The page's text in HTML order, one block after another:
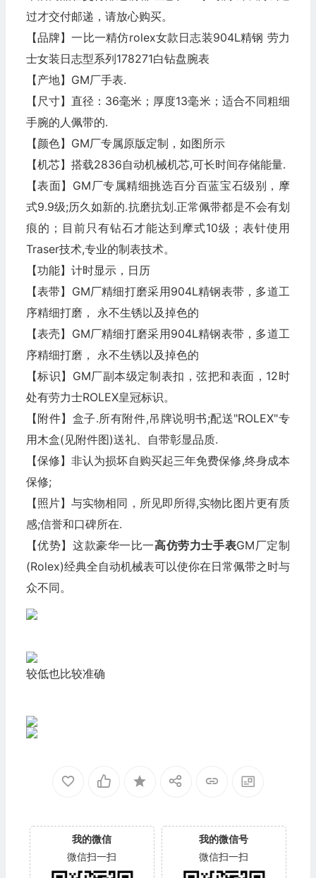
过才交付邮递，请放心购买。
【品牌】一比一精仿rolex女款日志装904L精钢 劳力
士女装日志型系列178271白钻盘腕表
【产地】GM厂手表.
【尺寸】直径：36毫米；厚度13毫米；适合不同粗细
手腕的人佩带的.
【颜色】GM厂专属原版定制，如图所示
【机芯】搭载2836自动机械机芯,可长时间存储能量.
【表面】GM厂专属精细挑选百分百蓝宝石级别，摩
式9.9级;历久如新的.抗磨抗划.正常佩带都是不会有划
痕的；目前只有钻石才能达到摩式10级；表针使用
Traser技术,专业的制表技术。
【功能】计时显示，日历
【表带】GM厂精细打磨采用904L精钢表带，多道工
序精细打磨， 永不生锈以及掉色的
【表壳】GM厂精细打磨采用904L精钢表带，多道工
序精细打磨， 永不生锈以及掉色的
【标识】GM厂副本级定制表扣，弦把和表面，12时
处有劳力士ROLEX皇冠标识。
【附件】盒子.所有附件,吊牌说明书;配送"ROLEX"专
用木盒(见附件图)送礼、自带彰显品质.
【保修】非认为损坏自购买起三年免费保修,终身成本
保修;
【照片】与实物相同，所见即所得,实物比图片更有质
感;信誉和口碑所在.
【优势】这款豪华一比一高仿劳力士手表GM厂定制
(Rolex)经典全自动机械表可以使你在日常佩带之时与
众不同。
较低也比较准确
我的微信
微信扫一扫
我的微信号
微信扫一扫